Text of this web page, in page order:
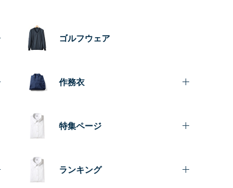
ゴルフウェア
作務衣
特集ページ
ランキング